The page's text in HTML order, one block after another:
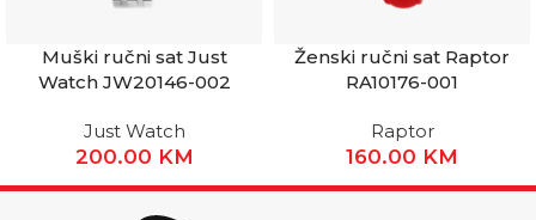
Muški ručni sat Just
Watch JW20146-002
Just Watch
200.00 KM
Ženski ručni sat Raptor
RA10176-001
Raptor
160.00 KM